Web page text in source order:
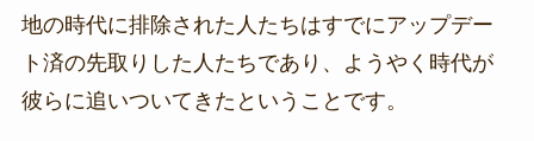
地の時代に排除された人たちはすでにアップデー
ト済の先取りした人たちであり、ようやく時代が
彼らに追いついてきたということです。